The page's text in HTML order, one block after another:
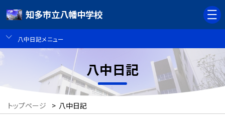
知多市立八幡中学校
八中日記メニュー
八中日記
トップページ > 八中日記